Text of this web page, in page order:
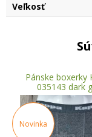
Veľkosť
Pánske boxerky
035143 dark
Novinka